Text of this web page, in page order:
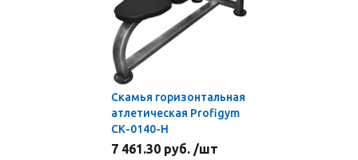
Скамья горизонтальная
атлетическая Profigym
СК-0140-H
7 461.30 руб. /шт